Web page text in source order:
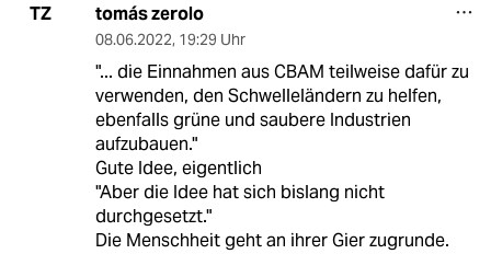
TZ tomás zerolo
08.06.2022, 19:29 Uhr
"... die Einnahmen aus CBAM teilweise dafür zu
verwenden, den Schwelleländern zu helfen,
ebenfalls grüne und saubere Industrien
aufzubauen."
Gute Idee, eigentlich
"Aber die Idee hat sich bislang nicht
durchgesetzt."
Die Menschheit geht an ihrer Gier zugrunde.